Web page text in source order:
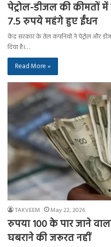
पेट्रोल-डीजल की कीमतों में
7.5 रुपये महंगे हुए ईंधन
केंद्र सरकार के तेल कंपनियों ने पेट्रोल और
दिया है।…
Read More »
TAKVEEM May 22, 2026
रुपया 100 के पार जाने
घबराने की जरूरत नहीं